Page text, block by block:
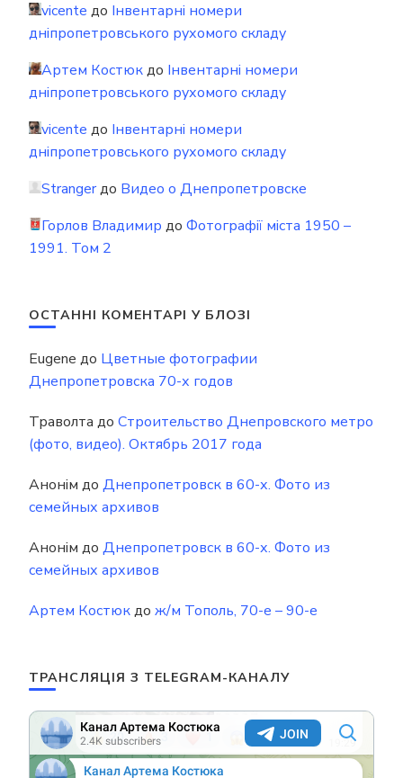
vicente до Інвентарні номери
дніпропетровського рухомого складу
Артем Костюкдо Інвентарні номери
дніпропетровського рухомого складу
vicente до Інвентарні номери
дніпропетровського рухомого складу
Strangerдо Видео о Днепропетровске
Горлов Владимир до Фотографії міста 1950 –
1991. Том 2
ОСТАННІ КОМЕНТАРІ У БЛОЗІ
Eugene до Цветные фотографии
Днепропетровска 70-х годов
Траволта до Строительство Днепровского метро
(фото, видео). Октябрь 2017 года
Анонім до Днепропетровск в 60-х. Фото из
семейных архивов
Анонім до Днепропетровск в 60-х. Фото из
семейных архивов
Артем Костюкдо ж/м Тополь, 70-е – 90-е
ТРАНСЛЯЦІЯ З TELEGRAM-КАНАЛУ